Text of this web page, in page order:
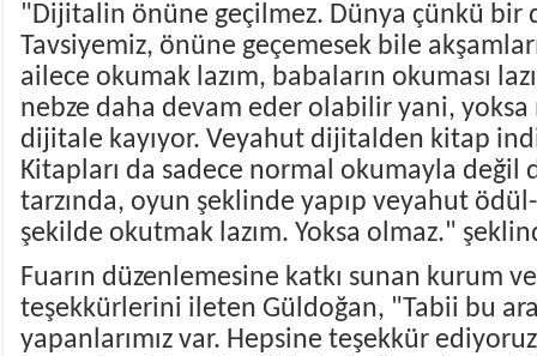
"Dijitalin önüne geçilmez. Dünya çünkü bir
Tavsiyemiz, önüne geçemesek bile
ailece okumak lazım, babaların okuması
nebze daha devam eder olabilir yani,
dijitale kayıyor. Veyahut dijitalden kitap
Kitapları da sadece normal okumayla değil
tarzında, oyun şeklinde yapıp veyahut
şekilde okutmak lazım. Yoksa olmaz."
Fuarın düzenlemesine katkı sunan kurum
teşekkürlerini ileten Güldoğan, "Tabii bu
yapanlarımız var. Hepsine teşekkür